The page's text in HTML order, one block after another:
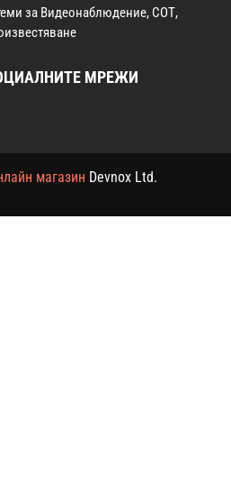
за Видеонаблюдение, СОТ,
МРЕЖИ
магазин Devnox Ltd.